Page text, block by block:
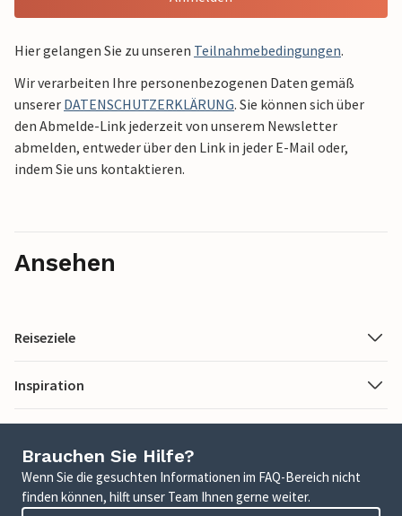
Hier gelangen Sie zu unseren Teilnahmebedingungen.
Wir verarbeiten Ihre personenbezogenen Daten gemäß
unserer DATENSCHUTZERKLÄRUNG. Sie können sich über
den Abmelde-Link jederzeit von unserem Newsletter
abmelden, entweder über den Link in jeder E-Mail oder,
indem Sie uns kontaktieren.
Ansehen
Reiseziele
Inspiration
Brauchen Sie Hilfe?
Wenn Sie die gesuchten Informationen im FAQ-Bereich nicht
finden können, hilft unser Team Ihnen gerne weiter.